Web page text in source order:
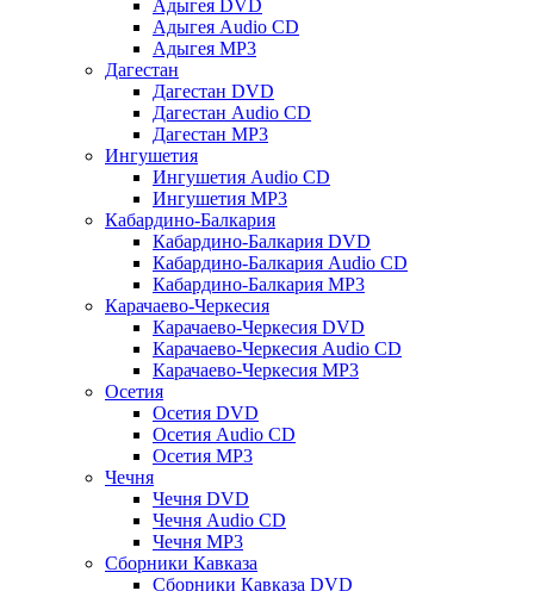
Адыгея DVD
Адыгея Audio CD
Адыгея MP3
Дагестан
Дагестан DVD
Дагестан Audio CD
Дагестан MP3
Ингушетия
Ингушетия Audio CD
Ингушетия MP3
Кабардино-Балкария
Кабардино-Балкария DVD
Кабардино-Балкария Audio CD
Кабардино-Балкария MP3
Карачаево-Черкесия
Карачаево-Черкесия DVD
Карачаево-Черкесия Audio CD
Карачаево-Черкесия MP3
Осетия
Осетия DVD
Осетия Audio CD
Осетия MP3
Чечня
Чечня DVD
Чечня Audio CD
Чечня MP3
Сборники Кавказа
Сборники Кавказа DVD